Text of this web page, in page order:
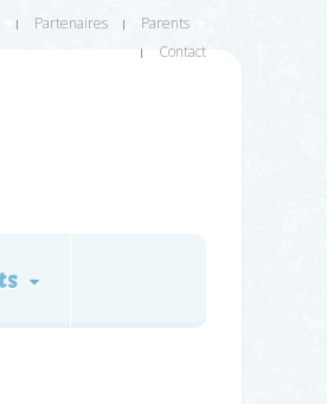
Partenaires
Parents
Contact